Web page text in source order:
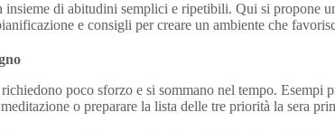
insieme di abitudini semplici e ripetibili. Qui si propone
e consigli per creare un ambiente che
poco sforzo e si sommano nel tempo. Esempi
o preparare la lista delle tre priorità la sera